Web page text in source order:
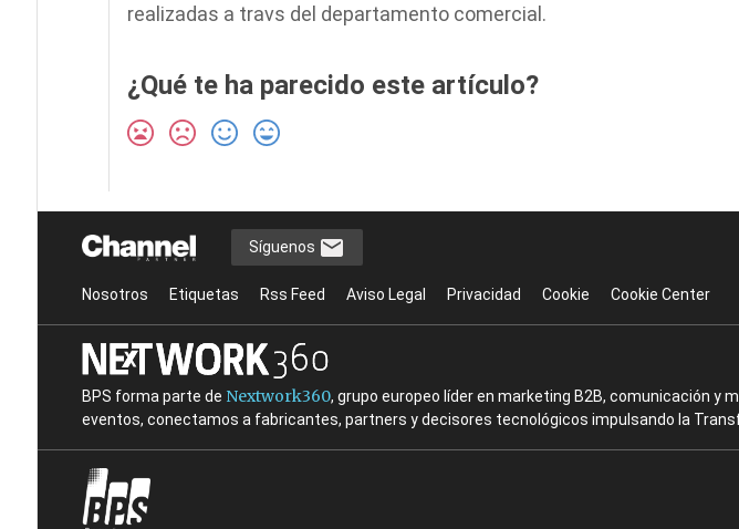
realizadas a travs del departamento comercial.
¿Qué te ha parecido este artículo?
Síguenos
Nosotros Etiquetas Rss Feed Aviso Legal Privacidad Cookie Cookie Center
BPS forma parte de Nextwork360, grupo europeo líder en marketing B2B, comunicación
eventos, conectamos a fabricantes, partners y decisores tecnológicos impulsando la